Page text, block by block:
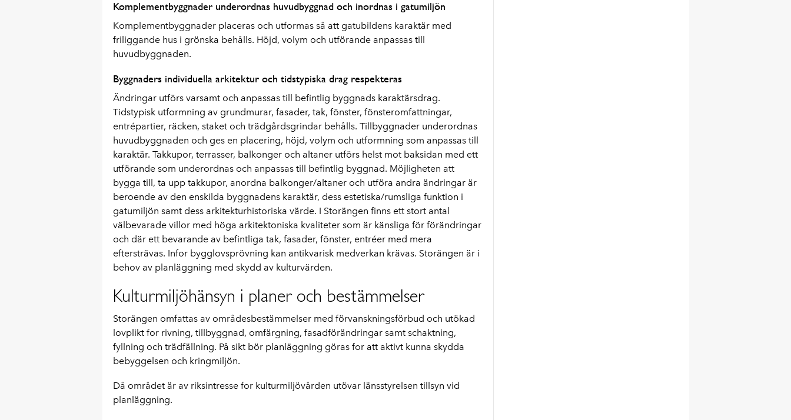
Komplementbyggnader underordnas huvudbyggnad och inordnas i gatumiljön
Komplementbyggnader placeras och utformas så att gatubildens karaktär med
friliggande hus i grönska behålls. Höjd, volym och utförande anpassas till
huvudbyggnaden.
Byggnaders individuella arkitektur och tidstypiska drag respekteras
Ändringar utförs varsamt och anpassas till befintlig byggnads karaktärsdrag.
Tidstypisk utformning av grundmurar, fasader, tak, fönster, fönsteromfattningar,
entrépartier, räcken, staket och trädgårdsgrindar behålls. Tillbyggnader underordnas
huvudbyggnaden och ges en placering, höjd, volym och utformning som anpassas till
karaktär. Takkupor, terrasser, balkonger och altaner utförs helst mot baksidan med ett
utförande som underordnas och anpassas till befintlig byggnad. Möjligheten att
bygga till, ta upp takkupor, anordna balkonger/altaner och utföra andra ändringar är
beroende av den enskilda byggnadens karaktär, dess estetiska/rumsliga funktion i
gatumiljön samt dess arkitekturhistoriska värde. I Storängen finns ett stort antal
välbevarade villor med höga arkitektoniska kvaliteter som är känsliga för förändringar
och där ett bevarande av befintliga tak, fasader, fönster, entréer med mera
eftersträvas. Infor bygglovsprövning kan antikvarisk medverkan krävas. Storängen är i
behov av planläggning med skydd av kulturvärden.
Kulturmiljöhänsyn i planer och bestämmelser
Storängen omfattas av områdesbestämmelser med förvanskningsförbud och utökad
lovplikt for rivning, tillbyggnad, omfärgning, fasadförändringar samt schaktning,
fyllning och trädfällning. På sikt bör planläggning göras for att aktivt kunna skydda
bebyggelsen och kringmiljön.
Då området är av riksintresse for kulturmiljövården utövar länsstyrelsen tillsyn vid
planläggning.